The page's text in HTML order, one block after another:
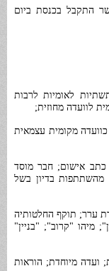
והבניה אשר התקבל בכנסת ביום
לאומיות לרבות
לוועדה מחוזית;
מקומית עצמאית
כתב אישום; חבר מוסד
מהשתתפות בדיון בשל
ערר; תוקף החלטותיה
מיהו "קרוב"; "בניין"
ועדה מיוחדת; הוראות